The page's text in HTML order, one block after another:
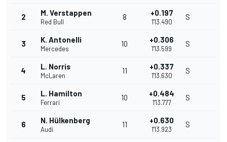
2 M. Verstappen
Red Bull
8 +0.197
1'13.490
S
3 K. Antonelli
Mercedes
10 +0.306
1'13.599
S
4 L. Norris
McLaren
11 +0.337
1'13.630
S
5 L. Hamilton
Ferrari
10 +0.484
1'13.777
S
6 N. Hülkenberg
Audi
11 +0.630
1'13.923
S